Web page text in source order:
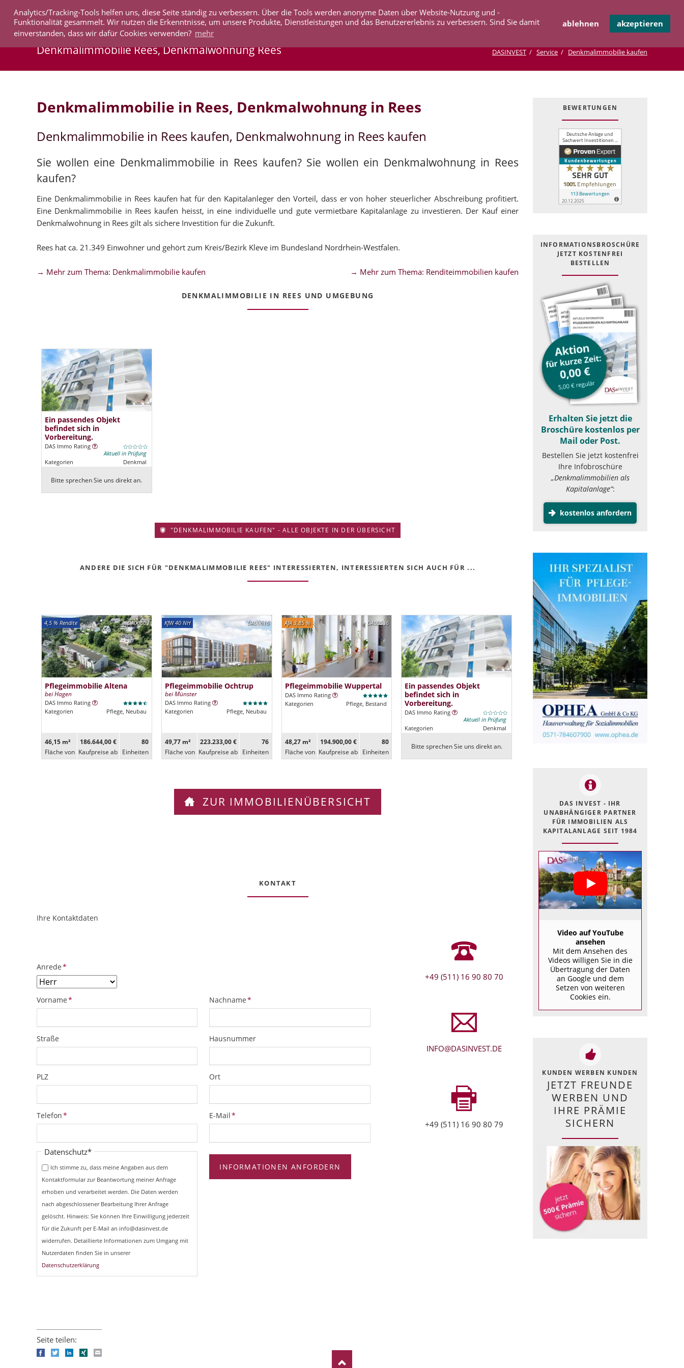
Analytics/Tracking-Tools helfen uns, diese Seite ständig zu verbessern. Über die Tools werden anonyme Daten über Website-Nutzung und -
Funktionalität gesammelt. Wir nutzen die Erkenntnisse, um unsere Produkte, Dienstleistungen und das Benutzererlebnis zu verbessern. Sind Sie damit
einverstanden, dass wir dafür Cookies verwenden? mehr
ablehnen akzeptieren
überspringen
IMMOBILIEN AKTUELLES UNTERNEHMEN SERVICE KOOPERATION KONTAKT
Denkmalimmobilie Rees, Denkmalwohnung Rees DASINVEST Service Denkmalimmobilie kaufen
Denkmalimmobilie in Rees, Denkmalwohnung in Rees
Denkmalimmobilie in Rees kaufen, Denkmalwohnung in Rees kaufen
Sie wollen eine Denkmalimmobilie in Rees kaufen? Sie wollen ein Denkmalwohnung in Rees
kaufen?
Eine Denkmalimmobilie in Rees kaufen hat für den Kapitalanleger den Vorteil, dass er von hoher steuerlicher Abschreibung profitiert.
Eine Denkmalimmobilie in Rees kaufen heisst, in eine individuelle und gute vermietbare Kapitalanlage zu investieren. Der Kauf einer
Denkmalwohnung in Rees gilt als sichere Investition für die Zukunft.
Rees hat ca. 21.349 Einwohner und gehört zum Kreis/Bezirk Kleve im Bundesland Nordrhein-Westfalen.
→ Mehr zum Thema: Denkmalimmobilie kaufen → Mehr zum Thema: Renditeimmobilien kaufen
DENKMALIMMOBILIE IN REES UND UMGEBUNG
Ein passendes Objekt
befindet sich in
Vorbereitung.
DAS Immo Rating
Aktuell in Prüfung
Kategorien
Denkmal
Bitte sprechen Sie uns direkt an.
"DENKMALIMMOBILIE KAUFEN" - ALLE OBJEKTE IN DER ÜBERSICHT
ANDERE DIE SICH FÜR "DENKMALIMMOBILIE REES" INTERESSIERTEN, INTERESSIERTEN SICH AUCH FÜR ...
DA00609
4,5 % Rendite
Pflegeimmobilie Altena
bei Hagen
DAS Immo Rating
Kategorien
Pflege, Neubau
46,15 m²
Fläche von
186.644,00 €
Kaufpreise ab
80
Ein­heiten
DA00616
KfW 40 NH
Pflegeimmobilie Ochtrup
bei Münster
DAS Immo Rating
Kategorien
Pflege, Neubau
49,77 m²
Fläche von
223.233,00 €
Kaufpreise ab
76
Ein­heiten
DA00536
AfA 3,85 %
Pflegeimmobilie Wuppertal
DAS Immo Rating
Kategorien
Pflege, Bestand
48,27 m²
Fläche von
194.900,00 €
Kaufpreise ab
80
Ein­heiten
Ein passendes Objekt
befindet sich in
Vorbereitung.
DAS Immo Rating
Aktuell in Prüfung
Kategorien
Denkmal
Bitte sprechen Sie uns direkt an.
ZUR IMMOBILIENÜBERSICHT
KONTAKT
ObjektPlatzhalter
URL
Ihre Kontaktdaten
Pflichtfeld
Anrede*
Pflichtfeld
Vorname* Pflichtfeld
Nachname*
Straße Hausnummer
PLZ Ort
Pflichtfeld
Telefon* Pflichtfeld
E-Mail*
Pflichtfeld
Datenschutz*
Ich stimme zu, dass meine Angaben aus dem
Kontaktformular zur Beantwortung meiner Anfrage
erhoben und verarbeitet werden. Die Daten werden
nach abgeschlossener Bearbeitung Ihrer Anfrage
gelöscht. Hinweis: Sie können Ihre Einwilligung jederzeit
für die Zukunft per E-Mail an info@dasinvest.de
widerrufen. Detaillierte Informationen zum Umgang mit
Nutzerdaten finden Sie in unserer
Datenschutzerklärung
INFORMATIONEN ANFORDERN
+49 (511) 16 90 80 70
INFO@DASINVEST.DE
+49 (511) 16 90 80 79
BEWERTUNGEN
INFOR­MATIONS­BROSCHÜRE
JETZT KOSTEN­FREI
BESTELLEN
Erhalten Sie jetzt die
Broschüre kostenlos per
Mail oder Post.
Bestellen Sie jetzt kostenfrei
Ihre Infobroschüre
„Denkmalimmobilien als
Kapitalanlage”:
kostenlos anfordern
DAS INVEST - IHR
UNABHÄNGIGER PARTNER
FÜR IMMOBILIEN ALS
KAPITALANLAGE SEIT 1984
Video auf YouTube
ansehen
Mit dem Ansehen des
Videos willigen Sie in die
Übertragung der Daten
an Google und dem
Setzen von weiteren
Cookies ein.
KUNDEN WERBEN KUNDEN
JETZT FREUNDE
WERBEN UND
IHRE PRÄMIE
SICHERN
Seite teilen:
FacebookTwitterLinkedIn
Xing